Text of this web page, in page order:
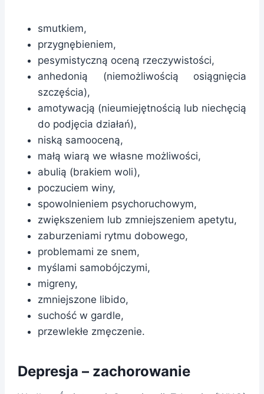
smutkiem,
przygnębieniem,
pesymistyczną oceną rzeczywistości,
anhedonią (niemożliwością osiągnięcia
szczęścia),
amotywacją (nieumiejętnością lub niechęcią
do podjęcia działań),
niską samooceną,
małą wiarą we własne możliwości,
abulią (brakiem woli),
poczuciem winy,
spowolnieniem psychoruchowym,
zwiększeniem lub zmniejszeniem apetytu,
zaburzeniami rytmu dobowego,
problemami ze snem,
myślami samobójczymi,
migreny,
zmniejszone libido,
suchość w gardle,
przewlekłe zmęczenie.
Depresja – zachorowanie